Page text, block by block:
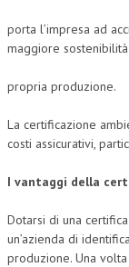
porta l’impresa ad
maggiore
propria produzione.
La certificazione
costi assicurativi,
I vantaggi della
Dotarsi di una
un’azienda di
produzione. Una